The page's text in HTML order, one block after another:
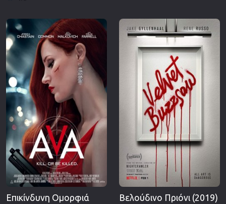
Επικίνδυνη Ομορφιά
Βελούδινο Πριόνι (2019)